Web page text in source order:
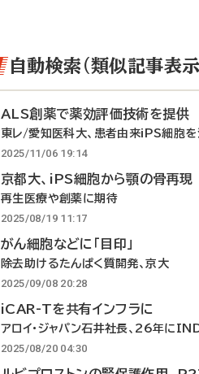
自動検索（類似記事表示
ALS創薬で薬効評価技術を提供
東レ/愛知医科大、患者由来iPS細胞を
2025/11/06 19:14
京都大、iPS細胞から顎の骨再現
再生医療や創薬に期待
2025/08/19 11:17
がん細胞などに「目印」
除去助けるたんぱく質開発、京大
2025/09/08 20:28
iCAR-Tを共有インフラに
アロイ・ジャパン石井社長、26年に
2025/08/20 04:30